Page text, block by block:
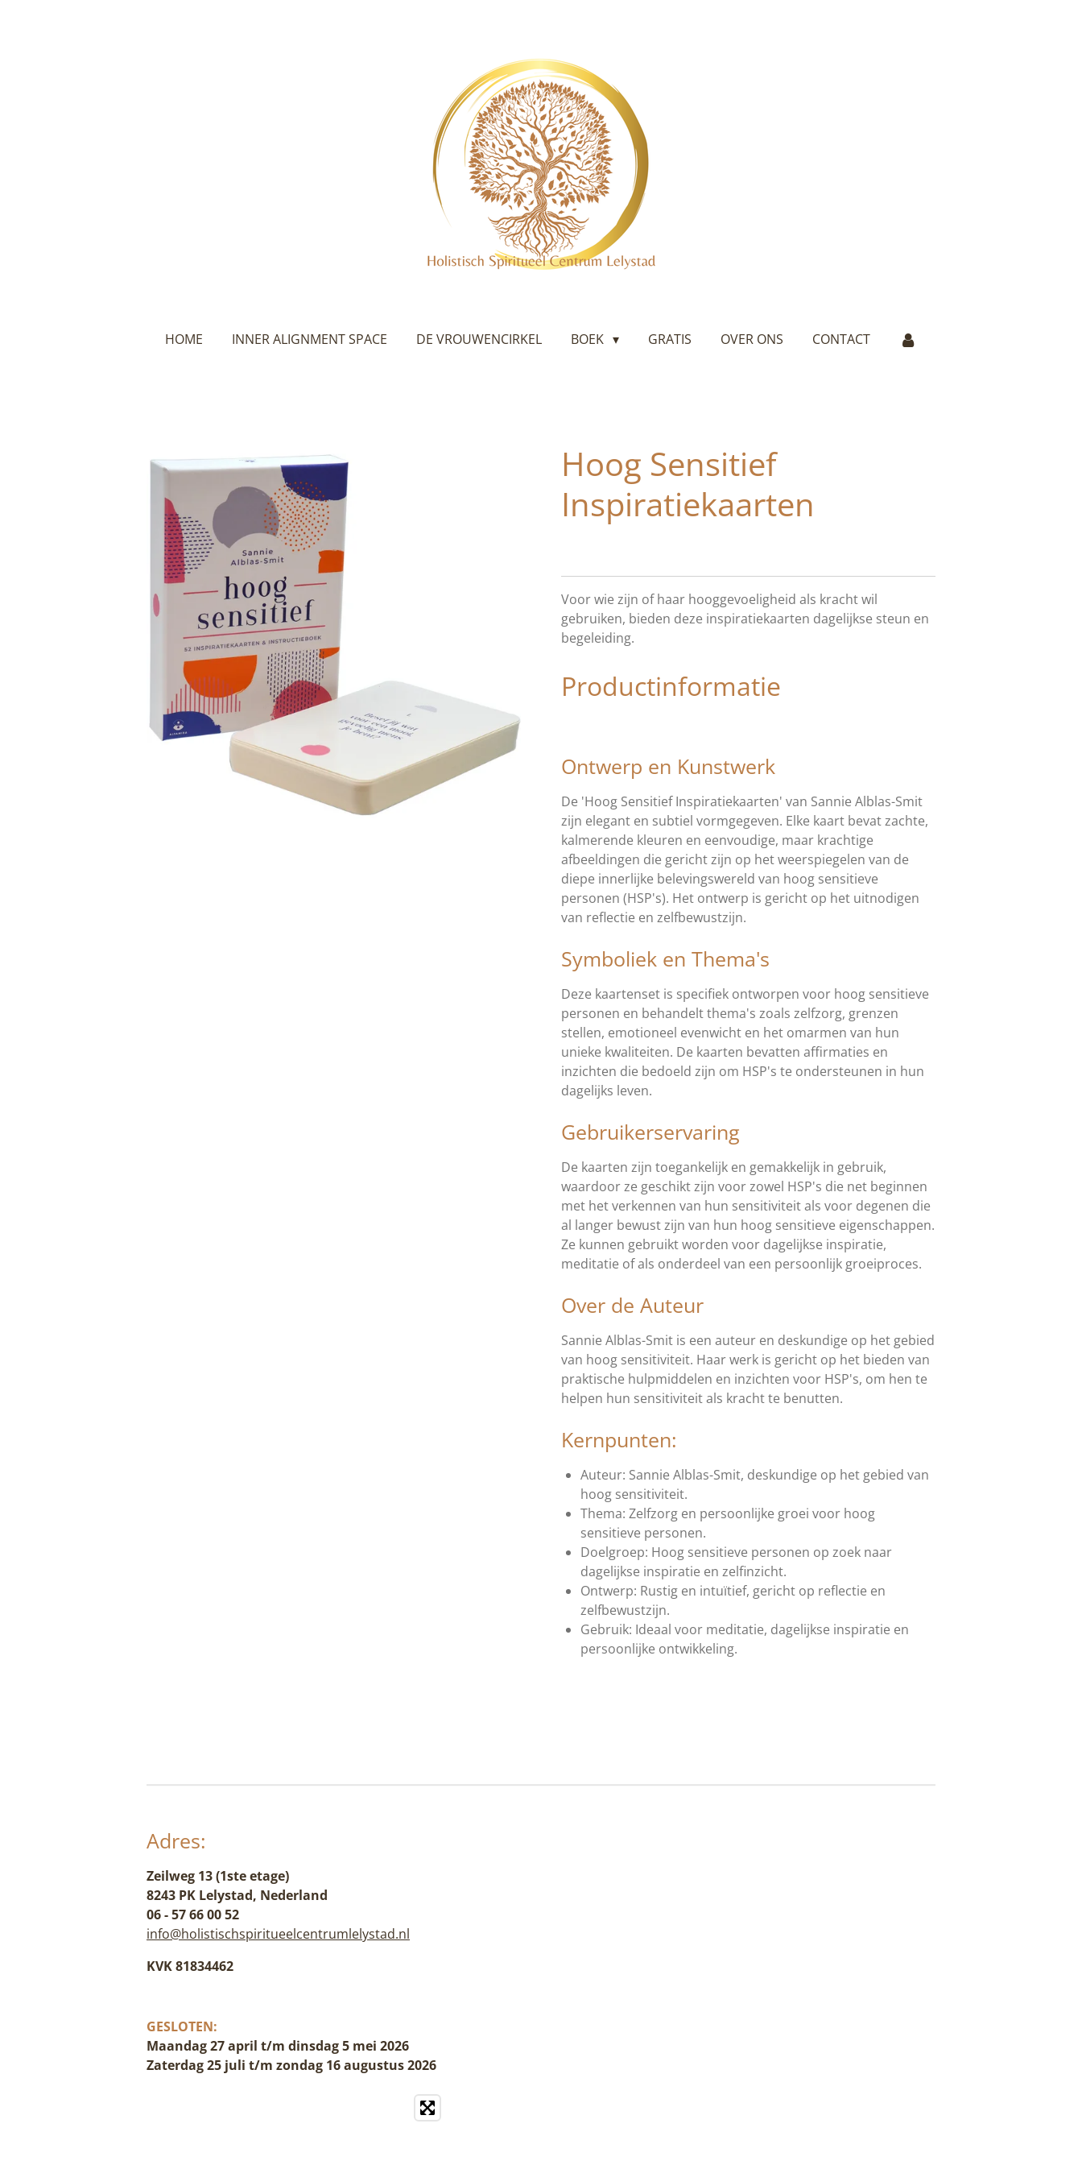
HOME INNER ALIGNMENT SPACE DE VROUWENCIRKEL BOEK GRATIS OVER ONS CONTACT
Hoog Sensitief
Inspiratiekaarten
Voor wie zijn of haar hooggevoeligheid als kracht wil
gebruiken, bieden deze inspiratiekaarten dagelijkse steun en
begeleiding.
Productinformatie
Ontwerp en Kunstwerk
De 'Hoog Sensitief Inspiratiekaarten' van Sannie Alblas-Smit
zijn elegant en subtiel vormgegeven. Elke kaart bevat zachte,
kalmerende kleuren en eenvoudige, maar krachtige
afbeeldingen die gericht zijn op het weerspiegelen van de
diepe innerlijke belevingswereld van hoog sensitieve
personen (HSP's). Het ontwerp is gericht op het uitnodigen
van reflectie en zelfbewustzijn.
Symboliek en Thema's
Deze kaartenset is specifiek ontworpen voor hoog sensitieve
personen en behandelt thema's zoals zelfzorg, grenzen
stellen, emotioneel evenwicht en het omarmen van hun
unieke kwaliteiten. De kaarten bevatten affirmaties en
inzichten die bedoeld zijn om HSP's te ondersteunen in hun
dagelijks leven.
Gebruikerservaring
De kaarten zijn toegankelijk en gemakkelijk in gebruik,
waardoor ze geschikt zijn voor zowel HSP's die net beginnen
met het verkennen van hun sensitiviteit als voor degenen die
al langer bewust zijn van hun hoog sensitieve eigenschappen.
Ze kunnen gebruikt worden voor dagelijkse inspiratie,
meditatie of als onderdeel van een persoonlijk groeiproces.
Over de Auteur
Sannie Alblas-Smit is een auteur en deskundige op het gebied
van hoog sensitiviteit. Haar werk is gericht op het bieden van
praktische hulpmiddelen en inzichten voor HSP's, om hen te
helpen hun sensitiviteit als kracht te benutten.
Kernpunten:
Auteur: Sannie Alblas-Smit, deskundige op het gebied van
hoog sensitiviteit.
Thema: Zelfzorg en persoonlijke groei voor hoog
sensitieve personen.
Doelgroep: Hoog sensitieve personen op zoek naar
dagelijkse inspiratie en zelfinzicht.
Ontwerp: Rustig en intuïtief, gericht op reflectie en
zelfbewustzijn.
Gebruik: Ideaal voor meditatie, dagelijkse inspiratie en
persoonlijke ontwikkeling.
Adres:
Zeilweg 13 (1ste etage)
8243 PK Lelystad, Nederland
06 - 57 66 00 52
info@holistischspiritueelcentrumlelystad.nl
KVK 81834462
GESLOTEN:
Maandag 27 april t/m dinsdag 5 mei 2026
Zaterdag 25 juli t/m zondag 16 augustus 2026